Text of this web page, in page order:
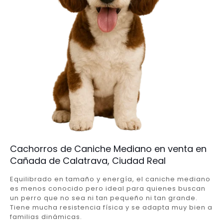
Cachorros de Caniche Mediano en venta en
Cañada de Calatrava, Ciudad Real
Equilibrado en tamaño y energía, el caniche mediano
es menos conocido pero ideal para quienes buscan
un perro que no sea ni tan pequeño ni tan grande.
Tiene mucha resistencia física y se adapta muy bien a
familias dinámicas.